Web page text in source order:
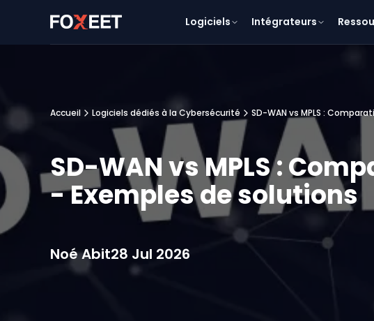
Logiciels Intégrateurs
Accueil Logiciels dédiés à la Cybersécurité SD-WAN vs MPLS :
SD-WAN vs MPLS :
- Exemples de solutions
Noé Abit28 Jul 2026